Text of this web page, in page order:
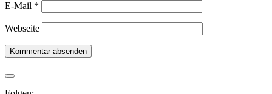
E-Mail *
Webseite